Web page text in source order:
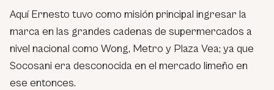
Aquí Ernesto tuvo como misión principal ingresar la
marca en las grandes cadenas de supermercados a
nivel nacional como Wong, Metro y Plaza Vea; ya que
Socosani era desconocida en el mercado limeño en
ese entonces.